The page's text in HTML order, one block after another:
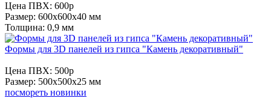
Цена ПВХ: 600р
Размер: 600х600х40 мм
Толщина: 0,9 мм
Формы для 3D панелей из гипса "Камень декоративный"
Цена ПВХ: 500р
Размер: 500х500х25 мм
посмореть новинки